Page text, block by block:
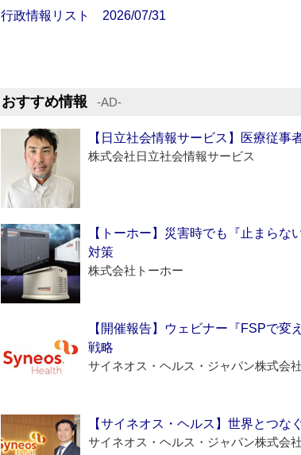
行政情報リスト 2026/07/31
おすすめ情報 ‐AD‐
【日立社会情報サービス】医療従事
株式会社日立社会情報サービス
【トーホー】災害時でも『止まら
対策
株式会社トーホー
【開催報告】ウェビナー『FSPで
戦略
サイネオス・ヘルス・ジャパン株式会社
【サイネオス・ヘルス】世界とつ
サイネオス・ヘルス・ジャパン株式会社